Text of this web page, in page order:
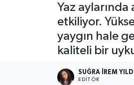
Yaz aylarında
etkiliyor.
yaygın hale
kaliteli bir
SUĞRA İREM
EDITÖR
RESMİ İLANLAR
Son Dakika Haberleri
Haber Arşivi